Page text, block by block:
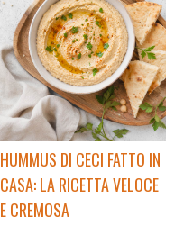
HUMMUS DI CECI FATTO IN
CASA: LA RICETTA VELOCE
E CREMOSA